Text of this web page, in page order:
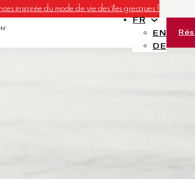
inspirée du mode de vie des îles grecques !
FR
EN
DE